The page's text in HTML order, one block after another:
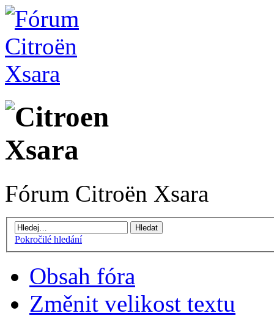
Fórum Citroën Xsara
Pokročilé hledání
Obsah fóra
Změnit velikost textu